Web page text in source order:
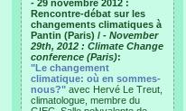
- 29 novembre 2012 :
Rencontre-débat sur les
changements climatiques à
Pantin (Paris) / - November
29th, 2012 : Climate Change
conference (Paris):
"Le changement
climatique: où en sommes-
nous?" avec Hervé Le Treut,
climatologue, membre du